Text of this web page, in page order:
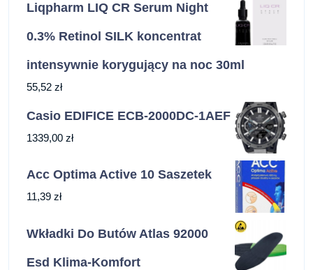
Liqpharm LIQ CR Serum Night
0.3% Retinol SILK koncentrat
intensywnie korygujący na noc 30ml
55,52 zł
Casio EDIFICE ECB-2000DC-1AEF
1339,00 zł
Acc Optima Active 10 Saszetek
11,39 zł
Wkładki Do Butów Atlas 92000
Esd Klima-Komfort